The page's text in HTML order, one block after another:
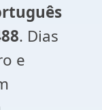
. Dias
e